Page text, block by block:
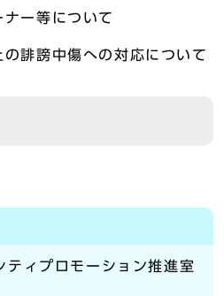
ー等について
誹謗中傷への対応について
ィプロモーション推進室